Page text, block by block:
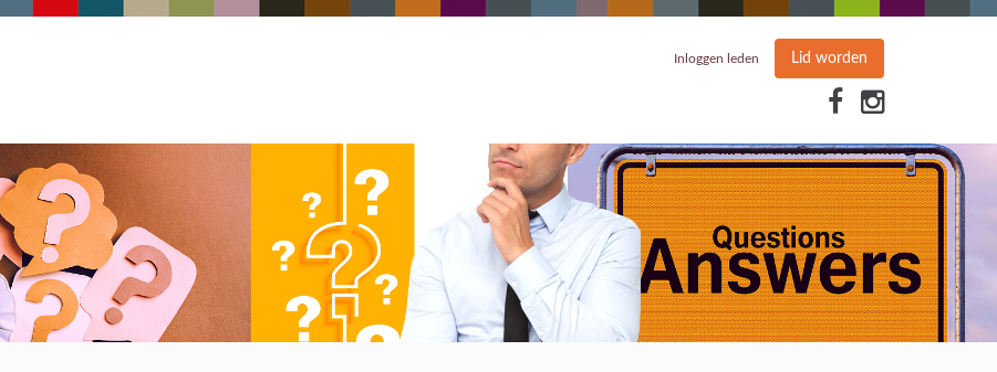
Inloggen leden Lid worden